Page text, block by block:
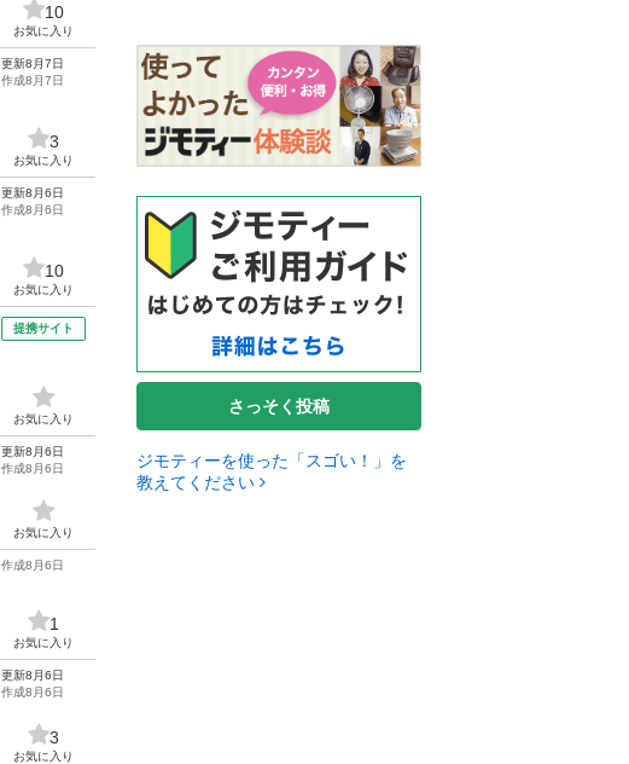
10
お気に入り
更新8月7日
作成8月7日
3
お気に入り
更新8月6日
作成8月6日
10
お気に入り
提携サイト
お気に入り
更新8月6日
作成8月6日
お気に入り
作成8月6日
1
お気に入り
更新8月6日
作成8月6日
3
お気に入り
さっそく投稿
ジモティーを使った「スゴい！」を
教えてください